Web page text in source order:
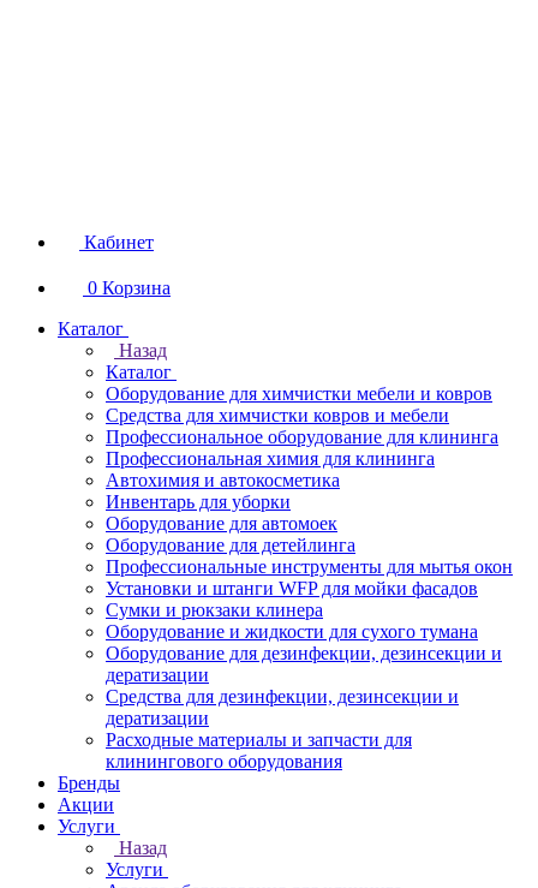
Кабинет
0 Корзина
Каталог
Назад
Каталог
Оборудование для химчистки мебели и ковров
Средства для химчистки ковров и мебели
Профессиональное оборудование для клининга
Профессиональная химия для клининга
Автохимия и автокосметика
Инвентарь для уборки
Оборудование для автомоек
Оборудование для детейлинга
Профессиональные инструменты для мытья окон
Установки и штанги WFP для мойки фасадов
Сумки и рюкзаки клинера
Оборудование и жидкости для сухого тумана
Оборудование для дезинфекции, дезинсекции и
дератизации
Средства для дезинфекции, дезинсекции и
дератизации
Расходные материалы и запчасти для
клинингового оборудования
Бренды
Акции
Услуги
Назад
Услуги